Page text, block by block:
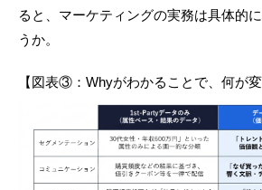
ると、マーケティングの実務は具体的
うか。
【図表③：Whyがわかることで、何が変